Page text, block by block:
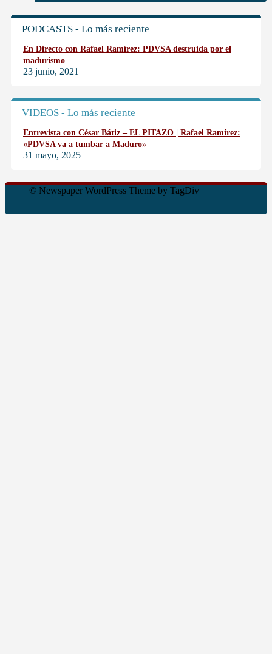
PODCASTS - Lo más reciente
En Directo con Rafael Ramírez: PDVSA destruida por el
madurismo
23 junio, 2021
VIDEOS - Lo más reciente
Entrevista con César Bátiz – EL PITAZO | Rafael Ramírez:
«PDVSA va a tumbar a Maduro»
31 mayo, 2025
© Newspaper WordPress Theme by TagDiv